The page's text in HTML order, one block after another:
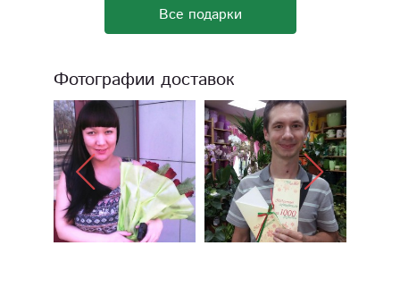
Все подарки
Фотографии доставок